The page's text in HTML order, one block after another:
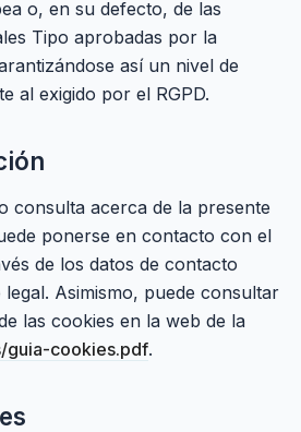
o, en su defecto, de las
Tipo aprobadas por la
así un nivel de
al exigido por el RGPD.
consulta acerca de la presente
ponerse en contacto con el
de los datos de contacto
Asimismo, puede consultar
las cookies en la web de la
guia-cookies.pdf.